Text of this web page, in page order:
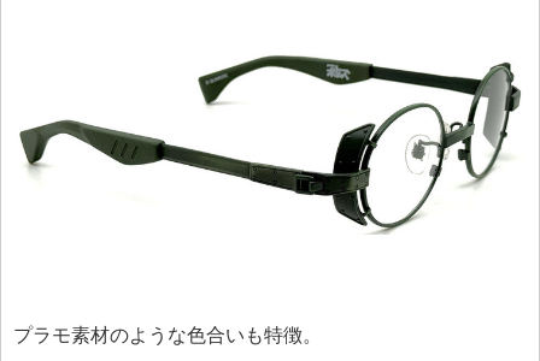
プラモ素材のような色合いも特徴。